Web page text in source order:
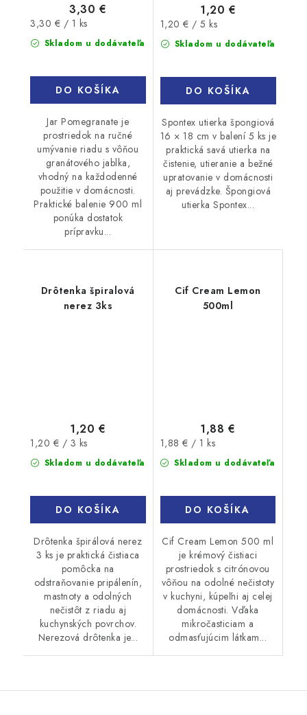
Skladom u dodávateľa
3,30 €
Jednotková
cena:
3,30 € / 1 ks
DO KOŠÍKA
Jar Pomegranate je
prostriedok na ručné
umývanie riadu s vôňou
granátového jablka,
vhodný na každodenné
použitie v domácnosti.
Praktické balenie 900 ml
ponúka dostatok
prípravku...
Skladom u dodávateľa
1,20 €
Jednotková
cena:
1,20 € / 5 ks
DO KOŠÍKA
Spontex utierka špongiová
16 × 18 cm v balení 5 ks je
praktická savá utierka na
čistenie, utieranie a bežné
upratovanie v domácnosti
aj prevádzke. Špongiová
utierka Spontex...
Drôtenka špiralová
nerez 3ks
Skladom u dodávateľa
1,20 €
Jednotková
cena:
1,20 € / 3 ks
DO KOŠÍKA
Drôtenka špirálová nerez
3 ks je praktická čistiaca
pomôcka na
odstraňovanie pripálenín,
mastnoty a odolných
nečistôt z riadu aj
kuchynských povrchov.
Nerezová drôtenka je...
Cif Cream Lemon
500ml
Skladom u dodávateľa
1,88 €
Jednotková
cena:
1,88 € / 1 ks
DO KOŠÍKA
Cif Cream Lemon 500 ml
je krémový čistiaci
prostriedok s citrónovou
vôňou na odolné nečistoty
v kuchyni, kúpeľni aj celej
domácnosti. Vďaka
mikročasticiam a
odmasťujúcim látkam...